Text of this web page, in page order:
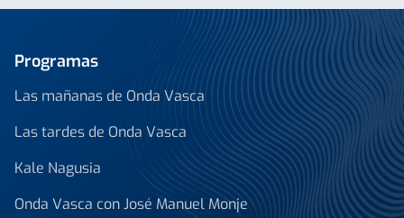
Programas
Las mañanas de Onda Vasca
Las tardes de Onda Vasca
Kale Nagusia
Onda Vasca con José Manuel Monje